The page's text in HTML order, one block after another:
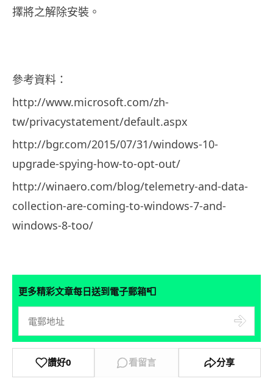
擇將之解除安裝。
參考資料：
http://www.microsoft.com/zh-
tw/privacystatement/default.aspx
http://bgr.com/2015/07/31/windows-10-
upgrade-spying-how-to-opt-out/
http://winaero.com/blog/telemetry-and-data-
collection-are-coming-to-windows-7-and-
windows-8-too/
更多精彩文章每日送到電子郵箱📮
讚好0 看留言 分享